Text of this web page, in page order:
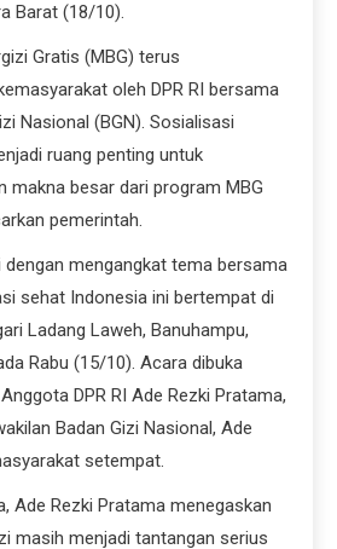
Barat (18/10).
Gratis (MBG) terus
oleh DPR RI bersama
Nasional (BGN). Sosialisasi
ruang penting untuk
makna besar dari program MBG
pemerintah.
mengangkat tema bersama
sehat Indonesia ini bertempat di
Ladang Laweh, Banuhampu,
Rabu (15/10). Acara dibuka
DPR RI Ade Rezki Pratama,
Badan Gizi Nasional, Ade
setempat.
Ade Rezki Pratama menegaskan
masih menjadi tantangan serius